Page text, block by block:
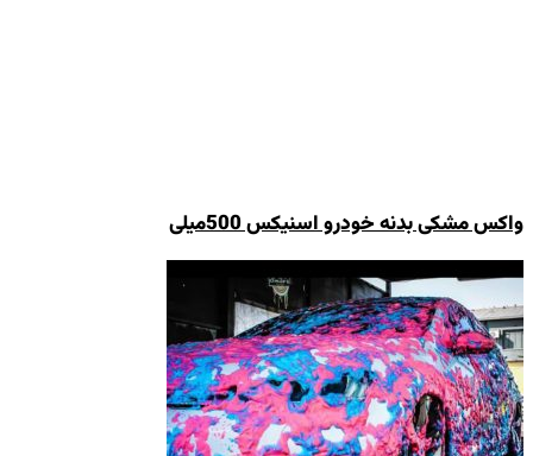
واکس مشکی بدنه خودرو اسنیکس 500میلی